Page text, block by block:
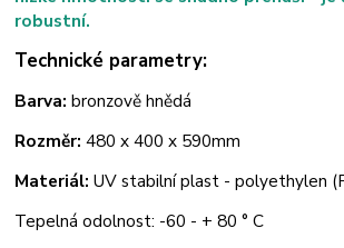
robustní.
Technické parametry:
Barva:bronzově hnědá
Rozměr:480 x 400 x 590mm
Materiál: UV stabilní plast - polyethylen
Tepelná odolnost: -60 - + 80 ° C